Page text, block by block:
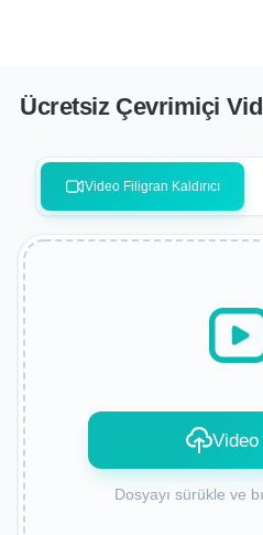
Ücretsiz Çevrimiçi
Video Filigran Kaldırıcı
Dosyayı sürükle ve